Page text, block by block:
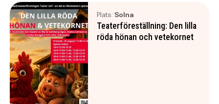
Plats: Solna
Teaterföreställning: Den lilla
röda hönan och vetekornet